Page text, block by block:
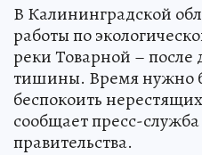
В Калининградской
работы по
реки Товарной – после
тишины. Время нужно
беспокоить
сообщает пресс-служба
правительства.